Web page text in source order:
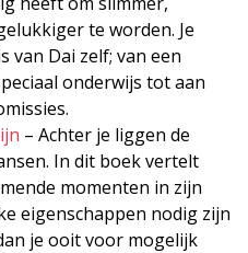
te worden. Je
van Dai zelf; van een
onderwijs tot aan
– Achter je liggen de
In dit boek vertelt
momenten in zijn
eigenschappen nodig zijn
je ooit voor mogelijk